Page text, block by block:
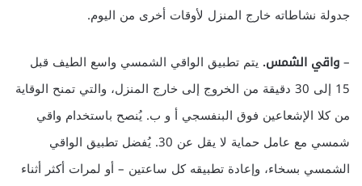
جدولة نشاطاته خارج المنزل لأوقات أخرى من اليوم.
–واقي الشمس. يتم تطبيق الواقي الشمسي واسع الطيف قبل
15 إلى 30 دقيقة من الخروج إلى خارج المنزل، والتي تمنح الوقاية
من كلا الإشعاعين فوق البنفسجي أ و ب. يُنصح باستخدام واقي
شمسي مع عامل حماية لا يقل عن 30. يُفضل تطبيق الواقي
الشمسي بسخاء، وإعادة تطبيقه كل ساعتين – أو لمرات أكثر أثناء